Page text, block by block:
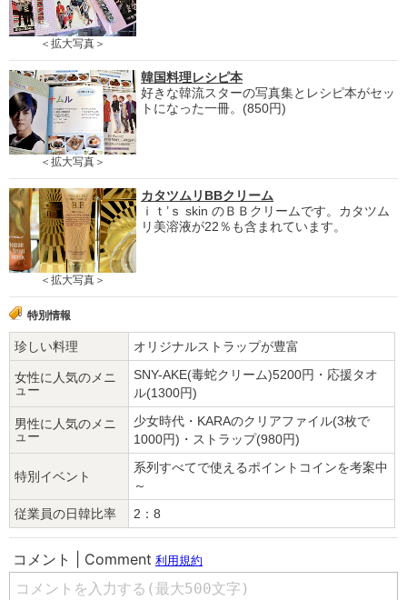
＜拡大写真＞
＜拡大写真＞
韓国料理レシピ本
好きな韓流スターの写真集とレシピ本がセッ
トになった一冊。(850円)
＜拡大写真＞
カタツムリBBクリーム
ｉｔ’ｓ skin のＢＢクリームです。カタツム
リ美溶液が22％も含まれています。
特別情報
珍しい料理 オリジナルストラップが豊富
女性に人気のメニ
ュー
SNY-AKE(毒蛇クリーム)5200円・応援タオ
ル(1300円)
男性に人気のメニ
ュー
少女時代・KARAのクリアファイル(3枚で
1000円)・ストラップ(980円)
特別イベント
系列すべてで使えるポイントコインを考案中
～
従業員の日韓比率
2：8